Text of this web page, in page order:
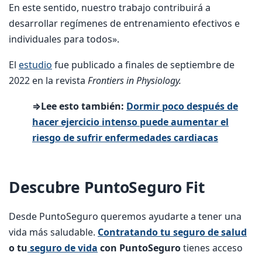
En este sentido, nuestro trabajo contribuirá a
desarrollar regímenes de entrenamiento efectivos e
individuales para todos».
El estudio fue publicado a finales de septiembre de
2022 en la revista Frontiers in Physiology.
⇒Lee esto también: Dormir poco después de
hacer ejercicio intenso puede aumentar el
riesgo de sufrir enfermedades cardiacas
Descubre PuntoSeguro Fit
Desde PuntoSeguro queremos ayudarte a tener una
vida más saludable. Contratando tu seguro de salud
o tu seguro de vida con PuntoSegurotienes acceso